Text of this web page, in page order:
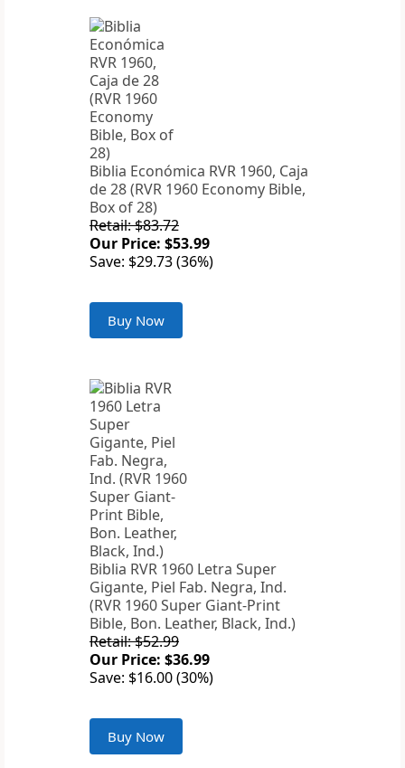
Biblia Económica RVR 1960, Caja
de 28 (RVR 1960 Economy Bible,
Box of 28)
Retail: $83.72
Our Price: $53.99
Save: $29.73 (36%)
Buy Now
Biblia RVR 1960 Letra Super
Gigante, Piel Fab. Negra, Ind.
(RVR 1960 Super Giant-Print
Bible, Bon. Leather, Black, Ind.)
Retail: $52.99
Our Price: $36.99
Save: $16.00 (30%)
Buy Now